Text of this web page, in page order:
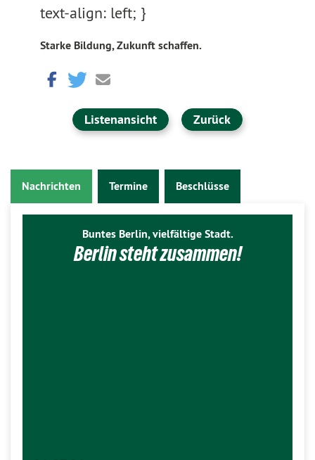
text-align: left; }
Starke Bildung, Zukunft schaffen.
Listenansicht Zurück
Nachrichten Termine Beschlüsse
Buntes Berlin, vielfältige Stadt.
Berlin steht zusammen!